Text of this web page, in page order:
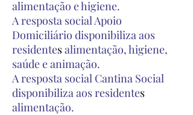
alimentação e higiene.
A resposta social Apoio
Domiciliário disponibiliza aos
residentesalimentação, higiene,
saúde e animação.
A resposta social Cantina Social
disponibiliza aos residentes
alimentação.